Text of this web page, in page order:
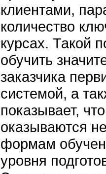
клиентами,
количество
курсах. Такой
обучить
заказчика
системой, а
показывает,
оказываются
формам
уровня